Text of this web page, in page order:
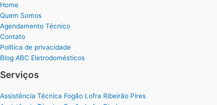
Home
Quem Somos
Agendamento Técnico
Contato
Política de privacidade
Blog ABC Eletrodomésticos
Serviços
Assistência Técnica Fogão Lofra Ribeirão Pires